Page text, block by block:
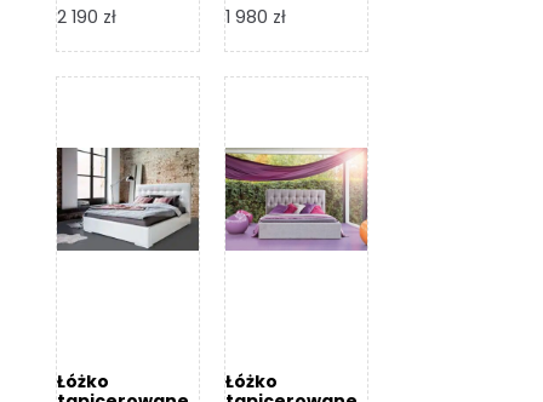
Design
2 190 zł
Design
1 980 zł
Łóżko
Łóżko